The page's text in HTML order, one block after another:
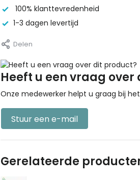
100% klanttevredenheid
1-3 dagen levertijd
Delen
Heeft u een vraag
Onze medewerker helpt u graag bij
Stuur een e-mail
Gerelateerde